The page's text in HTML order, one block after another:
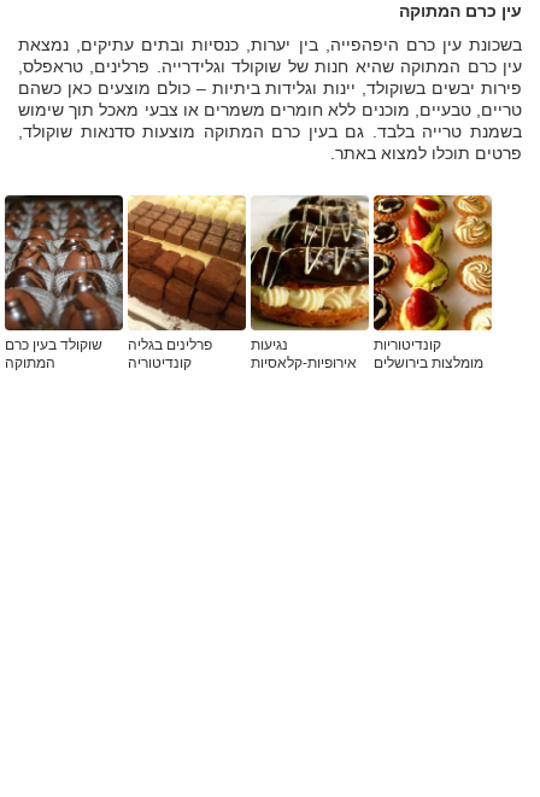
עין כרם המתוקה
בשכונת עין כרם היפהפייה, בין יערות, כנסיות ובתים עתיקים, נמצאת
עין כרם המתוקה שהיא חנות של שוקולד וגלידרייה. פרלינים, טראפלס,
פירות יבשים בשוקולד, יינות וגלידות ביתיות – כולם מוצעים כאן כשהם
טריים, טבעיים, מוכנים ללא חומרים משמרים או צבעי מאכל תוך שימוש
בשמנת טרייה בלבד. גם בעין כרם המתוקה מוצעות סדנאות שוקולד,
פרטים תוכלו למצוא באתר.
קונדיטוריות
מומלצות בירושלים
נגיעות
אירופיות-קלאסיות
פרלינים בגליה
קונדיטוריה
שוקולד בעין כרם
המתוקה